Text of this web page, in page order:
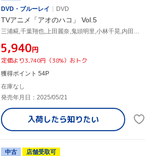
DVD・ブルーレイ
DVD
TVアニメ「アオのハコ」 Vol.5
¥5,940円
定価より3,740円（38%）おトク
獲得ポイント 54P
在庫なし
発売年月日：2025/05/21
入荷したら知りたい
中古
店舗受取可